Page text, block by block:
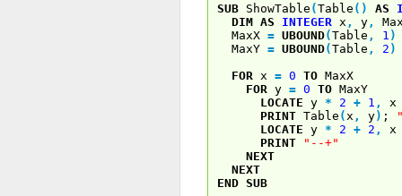
SUB ShowTable (Table ( ) AS
DIM AS INTEGER x , y ,
MaxX = UBOUND(Table , 1 )
MaxY = UBOUND(Table , 2 )
FOR x = 0 TO MaxX
FOR y = 0 TO MaxY
LOCATE y * 2 + 1 ,
PRINT Table ( x , y) ;
LOCATE y * 2 + 2 ,
PRINT
"--+"
NEXT
NEXT
END SUB